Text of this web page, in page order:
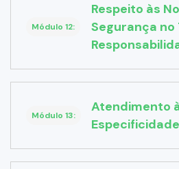
Módulo 12:
Respeito às
Segurança
Módulo 13:
Atendimento